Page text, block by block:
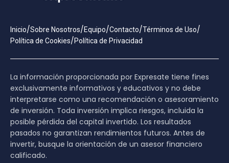
Inicio/Sobre Nosotros/Equipo/Contacto/Términos de Uso/
Política de Cookies/Política de Privacidad
La información proporcionada por Expresate tiene fines
exclusivamente informativos y educativos y no debe
interpretarse como una recomendación o asesoramiento
de inversión. Toda inversión implica riesgos, incluida la
posible pérdida del capital invertido. Los resultados
pasados no garantizan rendimientos futuros. Antes de
invertir, busque la orientación de un asesor financiero
calificado.